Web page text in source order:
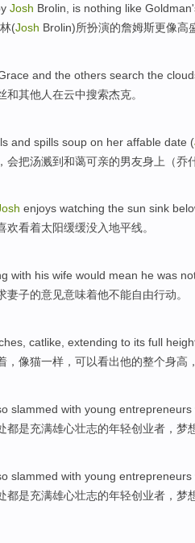
Josh Brolin , is nothing like
(Josh Brolin)所扮演的詹姆斯更像高
and the others search the
和其他人在云中搜索杰克。
and spills soup on her affable date (
，会把汤溅到和蔼可亲的男友身上（乔
enjoys watching the sun sink
欢看着太阳缓缓没入地平线。
with his wife would mean he was
妻子的意见意味着他不能自由行动。
catlike extending to its full
，像猫一样， 可以看出他的整个身高
slammed with young entrepreneurs
都是充满雄心壮志的年轻创业者 ，梦
slammed with young entrepreneurs
都是充满雄心壮志的年轻创业者 ，梦